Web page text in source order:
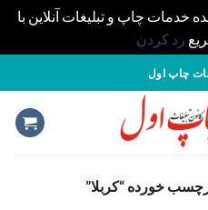
خدمات چاپ و تبلیغات آنلاین با
رد کردن
چاپ اول
خورده “کربلا”